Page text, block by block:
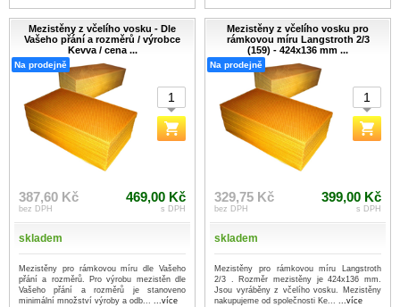
Mezistěny z včelího vosku - Dle
Vašeho přání a rozměrů / výrobce
Kevva / cena ...
Na prodejně
387,60 Kč
bez DPH
469,00 Kč
s DPH
skladem
Mezistěny pro rámkovou míru dle Vašeho
přání a rozměrů. Pro výrobu mezistěn dle
Vašeho přání a rozměrů je stanoveno
minimální množství výroby a odb... ...více
Mezistěny z včelího vosku pro
rámkovou míru Langstroth 2/3
(159) - 424x136 mm ...
Na prodejně
329,75 Kč
bez DPH
399,00 Kč
s DPH
skladem
Mezistěny pro rámkovou míru Langstroth
2/3 . Rozměr mezistěny je 424x136 mm.
Jsou vyráběny z včelího vosku. Mezistěny
nakupujeme od společnosti Ke... ...více